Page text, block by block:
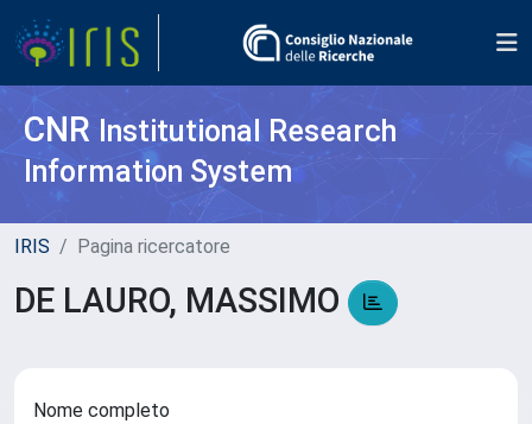
CNR Institutional Research
Information System
IRIS Pagina ricercatore
DE LAURO, MASSIMO
Nome completo